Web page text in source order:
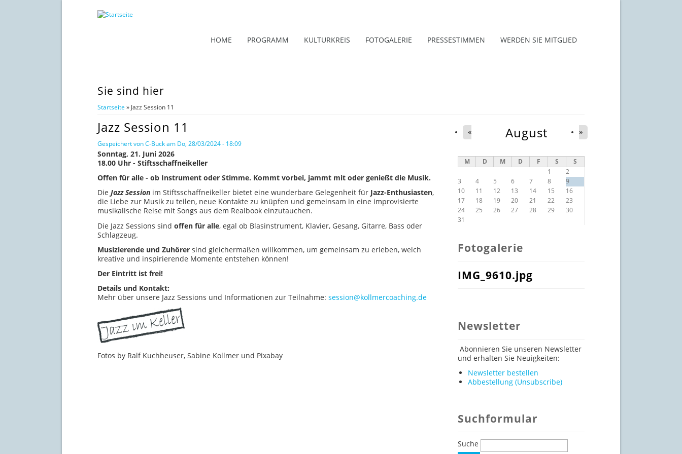
HOME PROGRAMM KULTURKREIS FOTOGALERIE PRESSESTIMMEN WERDEN SIE MITGLIED
Sie sind hier
Startseite » Jazz Session 11
Jazz Session 11
Gespeichert vonC-Buckam Do, 28/03/2024 - 18:09
Sonntag, 21. Juni 2026
18.00 Uhr - Stiftsschaffneikeller
Offen für alle - ob Instrument oder Stimme. Kommt vorbei, jammt mit oder genießt die Musik.
Die Jazz Session im Stiftsschaffneikeller bietet eine wunderbare Gelegenheit für Jazz-Enthusiasten,
die Liebe zur Musik zu teilen, neue Kontakte zu knüpfen und gemeinsam in eine improvisierte
musikalische Reise mit Songs aus dem Realbook einzutauchen.
Die Jazz Sessions sind offen für alle, egal ob Blasinstrument, Klavier, Gesang, Gitarre, Bass oder
Schlagzeug.
Musizierende und Zuhörer sind gleichermaßen willkommen, um gemeinsam zu erleben, welch
kreative und inspirierende Momente entstehen können!
Der Eintritt ist frei!
Details und Kontakt:
Mehr über unsere Jazz Sessions und Informationen zur Teilnahme: session@kollmercoaching.de
Fotos by Ralf Kuchheuser, Sabine Kollmer und Pixabay
August
« »
M D M D F S
S
1
2
3
4 5 6 7 8
9
10
11 12 13 14 15
16
17
18 19 20 21 22
23
24
25 26 27 28 29
30
31
Fotogalerie
IMG_9610.jpg
Newsletter
Abonnieren Sie unseren Newsletter
und erhalten Sie Neuigkeiten:
Newsletter bestellen
Abbestellung (Unsubscribe)
Suchformular
Suche